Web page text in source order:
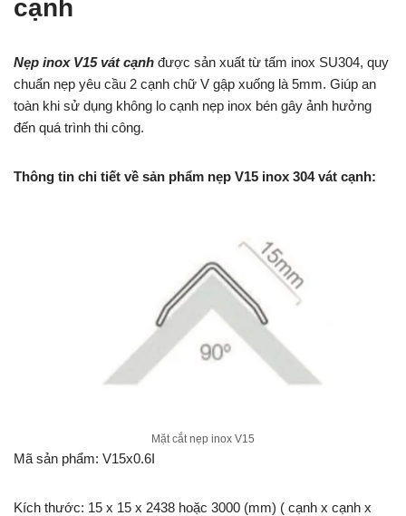
cạnh
Nẹp inox V15 vát cạnh được sản xuất từ tấm inox SU304, quy
chuẩn nẹp yêu cầu 2 cạnh chữ V gập xuống là 5mm. Giúp an
toàn khi sử dụng không lo cạnh nẹp inox bén gây ảnh hưởng
đến quá trình thi công.
Thông tin chi tiết về sản phẩm nẹp V15 inox 304 vát cạnh:
Mặt cắt nẹp inox V15
Mã sản phẩm: V15x0.6I
Kích thước: 15 x 15 x 2438 hoặc 3000 (mm) ( cạnh x cạnh x